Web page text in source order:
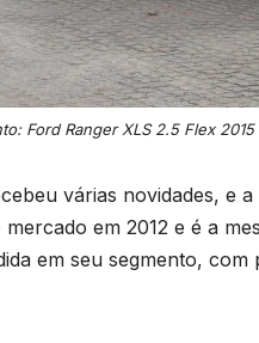
Ford Ranger XLS 2.5 Flex 2015
várias novidades, e
em 2012 e é a
em seu segmento, com